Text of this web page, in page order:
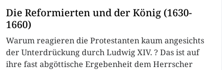
Die Reformierten und der König (1630-
1660)
Warum reagieren die Protestanten kaum angesichts
der Unterdrückung durch Ludwig XIV. ? Das ist auf
ihre fast abgöttische Ergebenheit dem Herrscher